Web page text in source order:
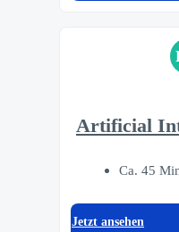
Artificial
Ca. 45
Jetzt ansehen